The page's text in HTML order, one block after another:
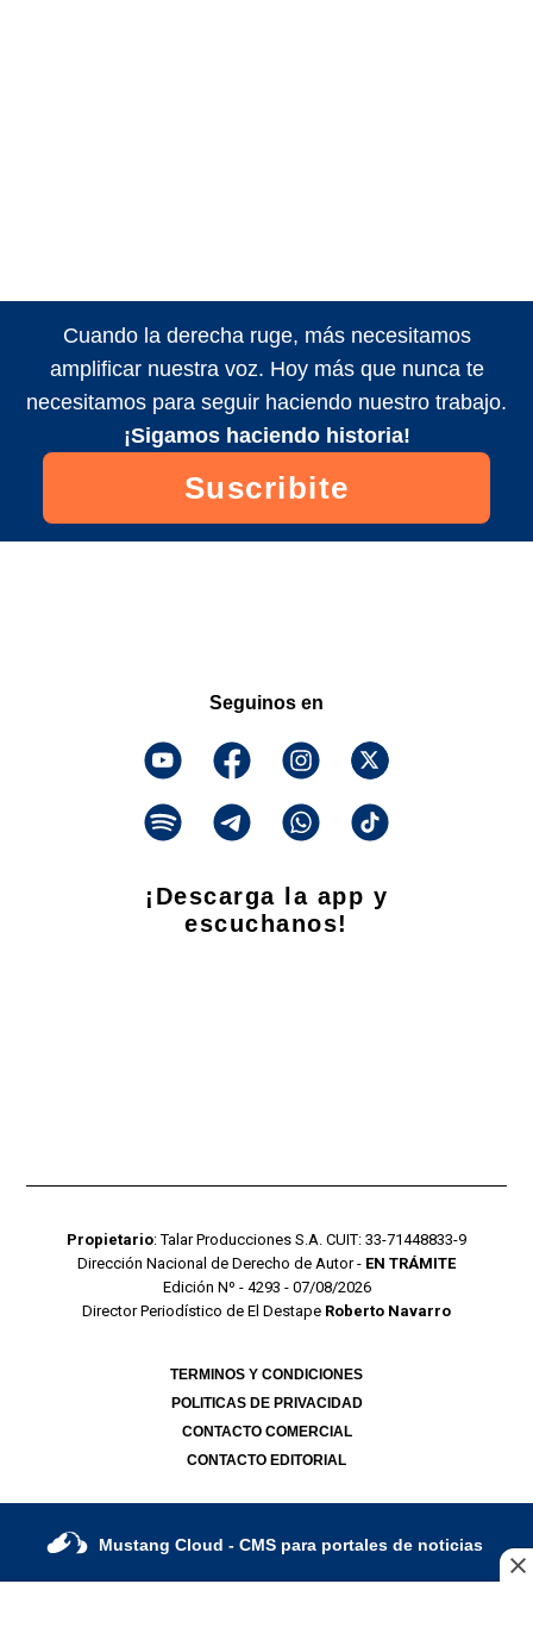
Cuando la derecha ruge, más necesitamos
amplificar nuestra voz. Hoy más que nunca te
necesitamos para seguir haciendo nuestro trabajo.
¡Sigamos haciendo historia!
Suscribite
Seguinos en
¡Descarga la app y
escuchanos!
Propietario: Talar Producciones S.A. CUIT: 33-71448833-9
Dirección Nacional de Derecho de Autor - EN TRÁMITE
Edición Nº - 4293 - 07/08/2026
Director Periodístico de El Destape Roberto Navarro
TERMINOS Y CONDICIONES
POLITICAS DE PRIVACIDAD
CONTACTO COMERCIAL
CONTACTO EDITORIAL
Mustang Cloud - CMS para portales de noticias